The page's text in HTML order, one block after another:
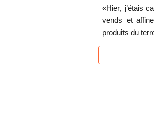
«Hier, j’étais
vends et
produits du